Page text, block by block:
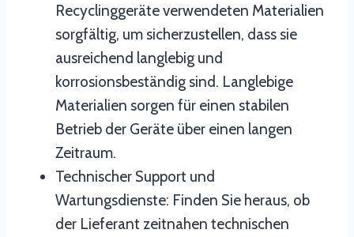
Recyclinggeräte verwendeten Materialien
sorgfältig, um sicherzustellen, dass sie
ausreichend langlebig und
korrosionsbeständig sind. Langlebige
Materialien sorgen für einen stabilen
Betrieb der Geräte über einen langen
Zeitraum.
Technischer Support und
Wartungsdienste: Finden Sie heraus, ob
der Lieferant zeitnahen technischen